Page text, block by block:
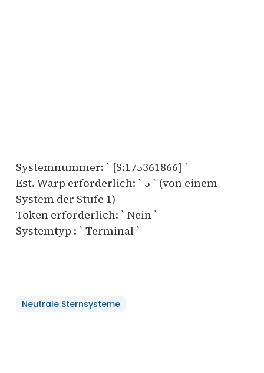
Systemnummer: ` [S:175361866] `
Est. Warp erforderlich: ` 5 ` (von einem
System der Stufe 1)
Token erforderlich: ` Nein `
Systemtyp : ` Terminal `
Neutrale Sternsysteme